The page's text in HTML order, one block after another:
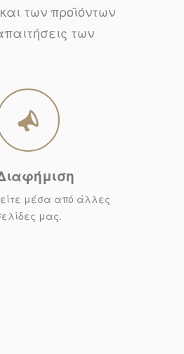
των προϊόντων
των
μέσα από άλλες
μας.